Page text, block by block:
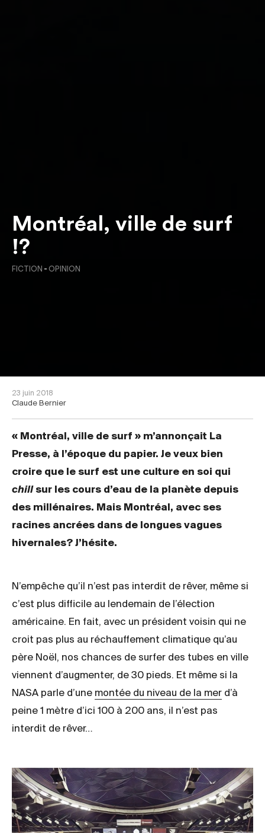
Montréal, ville de surf
!?
FICTION - OPINION
23 juin 2018
Claude Bernier
« Montréal, ville de surf » m’annonçait La
Presse, à l’époque du papier. Je veux bien
croire que le surf est une culture en soi qui
chillsur les cours d’eau de la planète depuis
des millénaires. Mais Montréal, avec ses
racines ancrées dans de longues vagues
hivernales? J’hésite.
N’empêche qu’il n’est pas interdit de rêver, même si
c’est plus difficile au lendemain de l’élection
américaine. En fait, avec un président voisin qui ne
croit pas plus au réchauffement climatique qu’au
père Noël, nos chances de surfer des tubes en ville
viennent d’augmenter, de 30 pieds. Et même si la
NASA parle d’une montée du niveau de la mer d’à
peine 1 mètre d’ici 100 à 200 ans, il n’est pas
interdit de rêver…